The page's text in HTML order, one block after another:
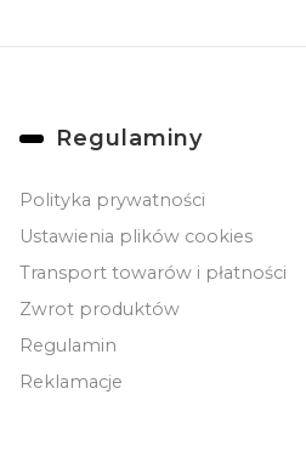
Linki w stopce
Regulaminy
Polityka prywatności
Ustawienia plików cookies
Transport towarów i płatności
Zwrot produktów
Regulamin
Reklamacje